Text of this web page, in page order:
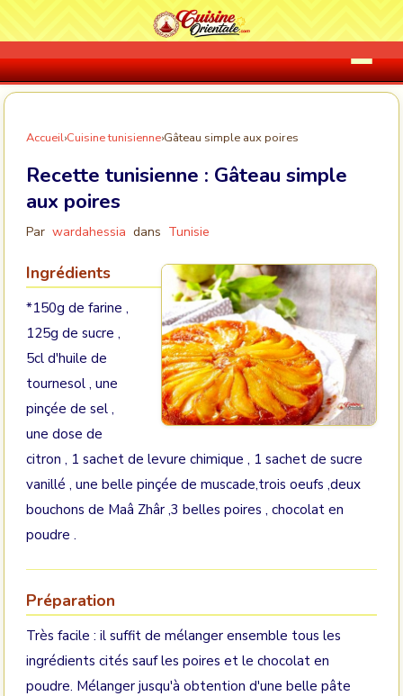
Accueil›Cuisine tunisienne›Gâteau simple aux poires
Recette tunisienne : Gâteau simple
aux poires
Par wardahessia dans Tunisie
Ingrédients
*150g de farine ,
125g de sucre ,
5cl d'huile de
tournesol , une
pinçée de sel ,
une dose de
citron , 1 sachet de levure chimique , 1 sachet de sucre
vanillé , une belle pinçée de muscade,trois oeufs ,deux
bouchons de Maâ Zhâr ,3 belles poires , chocolat en
poudre .
Préparation
Très facile : il suffit de mélanger ensemble tous les
ingrédients cités sauf les poires et le chocolat en
poudre. Mélanger jusqu'à obtention d'une belle pâte